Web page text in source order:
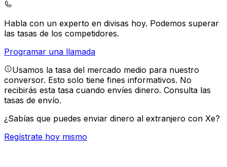
Habla con un experto en divisas hoy. Podemos superar
las tasas de los competidores.
Programar una llamada
Usamos la tasa del mercado medio para nuestro
conversor. Esto solo tiene fines informativos. No
recibirás esta tasa cuando envíes dinero. Consulta las
tasas de envío.
¿Sabías que puedes enviar dinero al extranjero con Xe?
Regístrate hoy mismo